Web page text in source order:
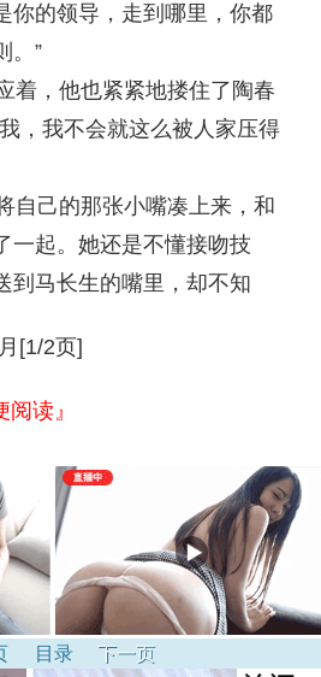
你的领导，走到哪里，你都
。”
，他也紧紧地搂住了陶春
，我不会就这么被人家压得
己的那张小嘴凑上来，和
一起。她还是不懂接吻技
到马长生的嘴里，却不知
[1/2页]
阅读』
目录 下一页